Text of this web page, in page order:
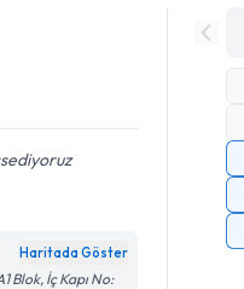
Haritada Göster
Blok, İç Kapı No: